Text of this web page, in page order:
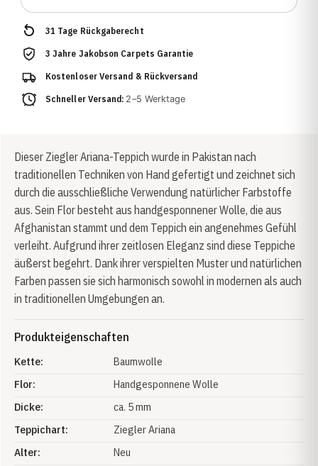
31 Tage Rückgaberecht
3 Jahre Jakobson Carpets Garantie
Kostenloser Versand & Rückversand
Schneller Versand: 2–5 Werktage
Dieser Ziegler Ariana-Teppich wurde in Pakistan nach
traditionellen Techniken von Hand gefertigt und zeichnet sich
durch die ausschließliche Verwendung natürlicher Farbstoffe
aus. Sein Flor besteht aus handgesponnener Wolle, die aus
Afghanistan stammt und dem Teppich ein angenehmes Gefühl
verleiht. Aufgrund ihrer zeitlosen Eleganz sind diese Teppiche
äußerst begehrt. Dank ihrer verspielten Muster und natürlichen
Farben passen sie sich harmonisch sowohl in modernen als auch
in traditionellen Umgebungen an.
Produkteigenschaften
Kette:
Baumwolle
Flor:
Handgesponnene Wolle
Dicke:
ca. 5 mm
Teppichart:
Ziegler Ariana
Alter:
Neu